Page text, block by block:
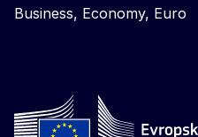
Business, Economy, Euro